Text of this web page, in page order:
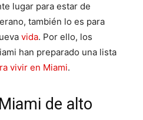
lugar para estar de
también lo es para
vida. Por ello, los
han preparado una lista
vivir en Miami.
de alto